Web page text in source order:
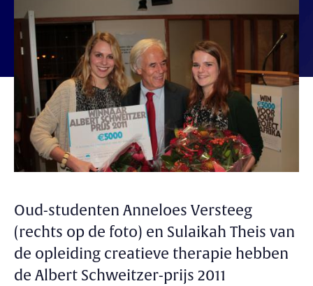
Oud-studenten Anneloes Versteeg
(rechts op de foto) en Sulaikah Theis van
de opleiding creatieve therapie hebben
de Albert Schweitzer-prijs 2011